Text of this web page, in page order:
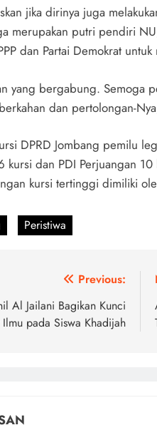
jika dirinya juga
merupakan putri pendiri
dan Partai Demokrat
yang bergabung.
dan pertolongan-
DPRD Jombang pemilu
kursi dan PDI Perjuangan
kursi tertinggi dimiliki
Peristiwa
Previous:
Al Jailani Bagikan Kunci
Ilmu pada Siswa Khadijah